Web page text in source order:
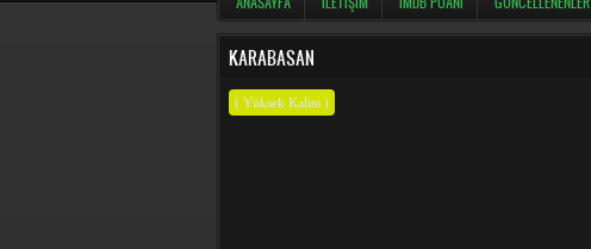
KARABASAN
( Yüksek Kalite )